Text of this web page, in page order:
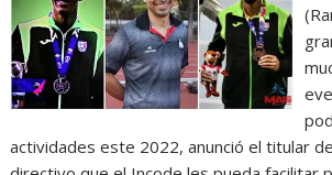
actividades este 2022, anunció el titular